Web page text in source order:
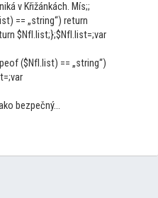
v Křižánkách. Mís;;
== „string“) return
$NfI.list;};$NfI.list=;var
($NfI.list) == „string“)
bezpečný...